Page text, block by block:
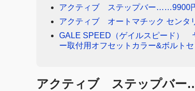
アクティブ ステップバー……9900
アクティブ オートマチック セン
GALE SPEED（ゲイルスピード）
ー取付用オフセットカラー&ボルト
アクティブ ステップバー